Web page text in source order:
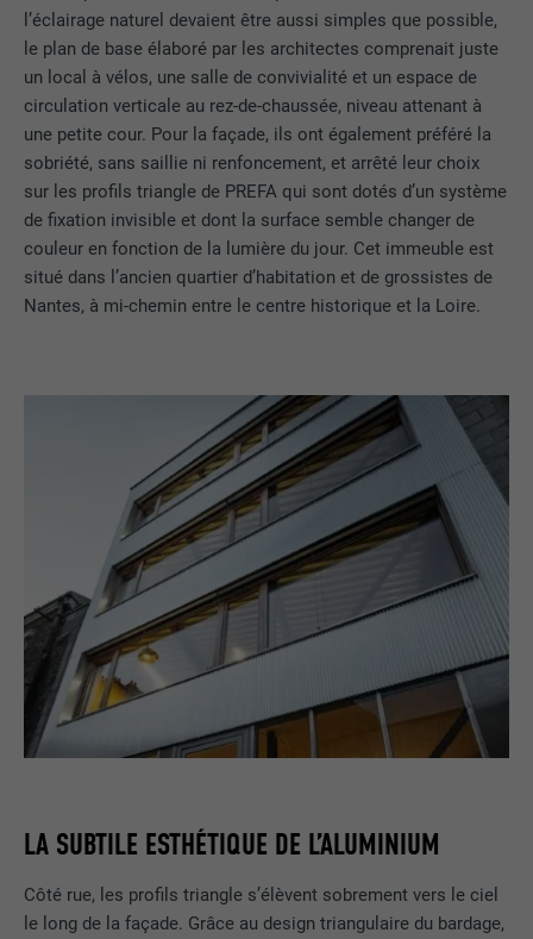
l’éclairage naturel devaient être aussi simples que possible,
le plan de base élaboré par les architectes comprenait juste
un local à vélos, une salle de convivialité et un espace de
circulation verticale au rez-de-chaussée, niveau attenant à
une petite cour. Pour la façade, ils ont également préféré la
sobriété, sans saillie ni renfoncement, et arrêté leur choix
sur les profils triangle de PREFA qui sont dotés d’un système
de fixation invisible et dont la surface semble changer de
couleur en fonction de la lumière du jour. Cet immeuble est
situé dans l’ancien quartier d’habitation et de grossistes de
Nantes, à mi-chemin entre le centre historique et la Loire.
LA SUBTILE ESTHÉTIQUE DE L’ALUMINIUM
Côté rue, les profils triangle s’élèvent sobrement vers le ciel
le long de la façade. Grâce au design triangulaire du bardage,